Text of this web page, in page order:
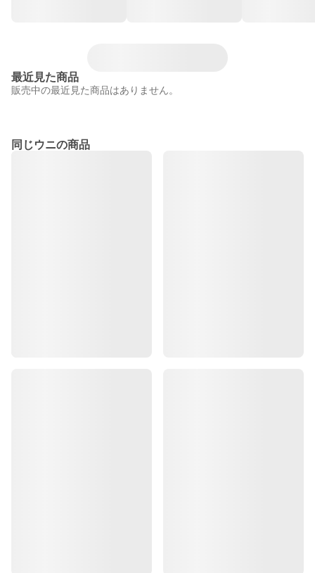
最近見た商品
販売中の最近見た商品はありません。
同じウニの商品